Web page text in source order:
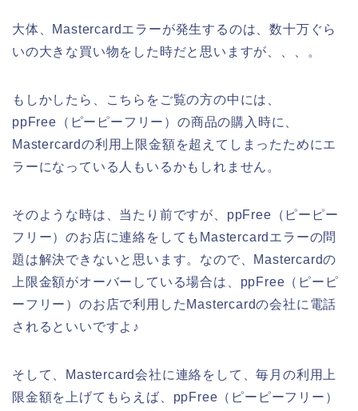
大体、Mastercardエラーが発生するのは、数十万ぐら
いの大きな買い物をした時だと思いますが、、、。
もしかしたら、こちらをご覧の方の中には、
ppFree（ピーピーフリー）の商品の購入時に、
Mastercardの利用上限金額を超えてしまったためにエ
ラーになっている人もいるかもしれません。
そのような時は、当たり前ですが、ppFree（ピーピー
フリー）のお店に連絡をしてもMastercardエラーの問
題は解決できないと思います。なので、Mastercardの
上限金額がオーバーしている場合は、ppFree（ピーピ
ーフリー）のお店で利用したMastercardの会社に電話
されるといいですよ♪
そして、Mastercard会社に連絡をして、毎月の利用上
限金額を上げてもらえば、ppFree（ピーピーフリー）